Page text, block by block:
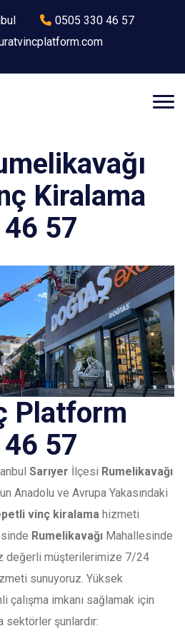
0505 330 46 57
Kiralama
57
Platform
57
Sarıyer İlçesi Rumelikavağı
Anadolu ve Avrupa Yakasındaki
vinç kiralama hizmeti
Rumelikavağı Mahallesinde
değerli müşterilerimize 7/24
sunuyoruz. Yüksek
çalışma imkanı sağlamak için
şunlardır: